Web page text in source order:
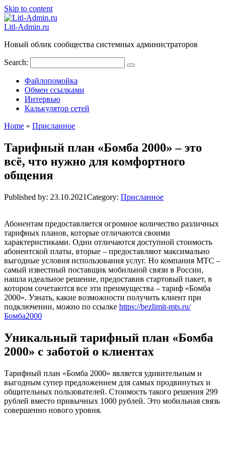
Skip to content
Litl-Admin.ru
Новый облик сообщества системных администраторов
Search:
Файлопомойка
Обмен ссылками
Интервью
Калькулятор сетей
Home » Присланное
Тарифный план «Бомба 2000» – это
всё, что нужно для комфортного
общения
Published by: 23.10.2021Category: Присланное
Абонентам предоставляется огромное количество различных
тарифных планов, которые отличаются своими
характеристиками. Одни отличаются доступной стоимость
абонентской платы, вторые – предоставляют максимально
выгодные условия использования услуг. Но компания МТС –
самый известный поставщик мобильной связи в России,
нашла идеальное решение, предоставив стартовый пакет, в
котором сочетаются все эти преимущества – тариф «Бомба
2000». Узнать, какие возможности получить клиент при
подключении, можно по ссылке https://bezlimit-mts.ru/
Бомба2000
Уникальный тарифный план «Бомба
2000» с заботой о клиентах
Тарифный план «Бомба 2000» является удивительным и
выгодным супер предложением для самых продвинутых и
общительных пользователей. Стоимость такого решения 299
рублей вместо привычных 1000 рублей. Это мобильная связь
совершенно нового уровня.